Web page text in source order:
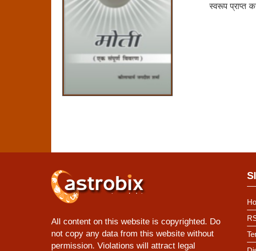
स्‍वरूप प्राप्‍त
All content on this website is copyrighted. Do
not copy any data from this website without
permission. Violations will attract legal